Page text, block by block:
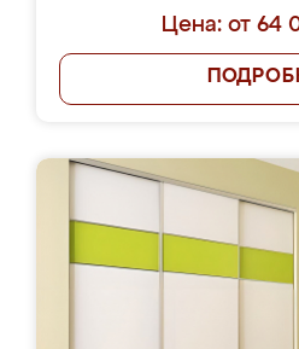
Цена: от 64